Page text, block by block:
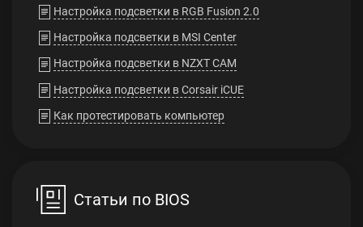
Настройка подсветки в RGB Fusion 2.0
Настройка подсветки в MSI Center
Настройка подсветки в NZXT CAM
Настройка подсветки в Corsair iCUE
Как протестировать компьютер
Статьи по BIOS